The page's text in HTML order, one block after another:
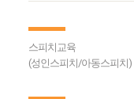
스피치교육
(성인스피치/아동스피치)